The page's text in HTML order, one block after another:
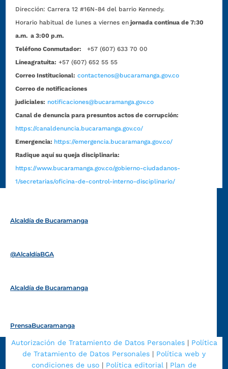
Dirección:Carrera 12 #16N-84 del barrio Kennedy.
Horario habitual de lunes a viernes en jornada continua de 7:30
a.m. a 3:00 p.m.
Teléfono Conmutador:
+57 (607) 633 70 00
Líneagratuita: +57 (607) 652 55 55
Correo Institucional: contactenos@bucaramanga.gov.co
Correo de notificaciones
judiciales: notificaciones@bucaramanga.gov.co
Canal de denuncia para presuntos actos de corrupción:
https://canaldenuncia.bucaramanga.gov.co/
Emergencia: https://emergencia.bucaramanga.gov.co/
Radique aquí su queja disciplinaria:
https://www.bucaramanga.gov.co/gobierno-ciudadanos-
1/secretarias/oficina-de-control-interno-disciplinario/
Alcaldía de Bucaramanga
@AlcaldíaBGA
Alcaldía de Bucaramanga
PrensaBucaramanga
Autorización de Tratamiento de Datos Personales| Política
de Tratamiento de Datos Personales | Política web y
condiciones de uso | Política editorial | Plan de